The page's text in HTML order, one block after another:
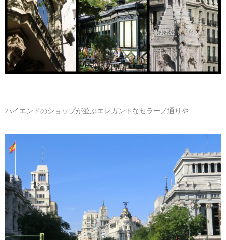
ハイエンドのショップが並ぶエレガントなセラーノ通りや